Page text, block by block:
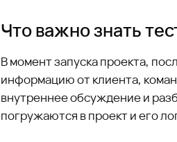
Что важно знать
В момент запуска проекта,
информацию от клиента,
внутреннее обсуждение и
погружаются в проект и его